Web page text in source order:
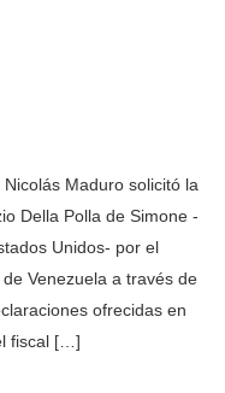
Maduro solicitó la
Della Polla de Simone -
Unidos- por el
Venezuela a través de
ofrecidas en
fiscal […]